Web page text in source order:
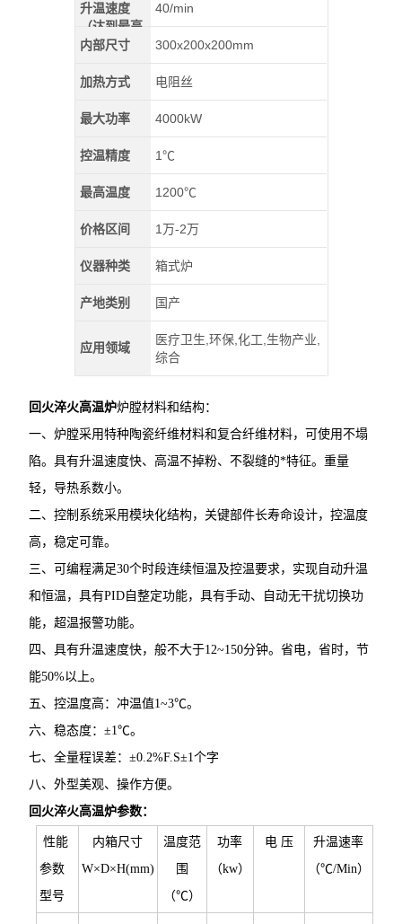
升温速度
（达到最高
温）
40/min
内部尺寸 300x200x200mm
加热方式 电阻丝
最大功率 4000kW
控温精度 1℃
最高温度 1200℃
价格区间 1万-2万
仪器种类 箱式炉
产地类别 国产
应用领域
医疗卫生,环保,化工,生物产业,
综合
回火淬火高温炉炉膛材料和结构：
一、炉膛采用特种陶瓷纤维材料和复合纤维材料，可使用不塌
陷。具有升温速度快、高温不掉粉、不裂缝的*特征。重量
轻，导热系数小。
二、控制系统采用模块化结构，关键部件长寿命设计，控温度
高，稳定可靠。
三、可编程满足30个时段连续恒温及控温要求，实现自动升温
和恒温，具有PID自整定功能，具有手动、自动无干扰切换功
能，超温报警功能。
四、具有升温速度快，般不大于12~150分钟。省电，省时，节
能50%以上。
五、控温度高：冲温值1~3℃。
六、稳态度：±1℃。
七、全量程误差：±0.2%F.S±1个字
八、外型美观、操作方便。
回火淬火高温炉参数：
性能
参数
型号
内箱尺寸
W×D×H(mm)
温度范
围
（℃）
功率
（kw）
电 压
升温速率
（℃/Min）